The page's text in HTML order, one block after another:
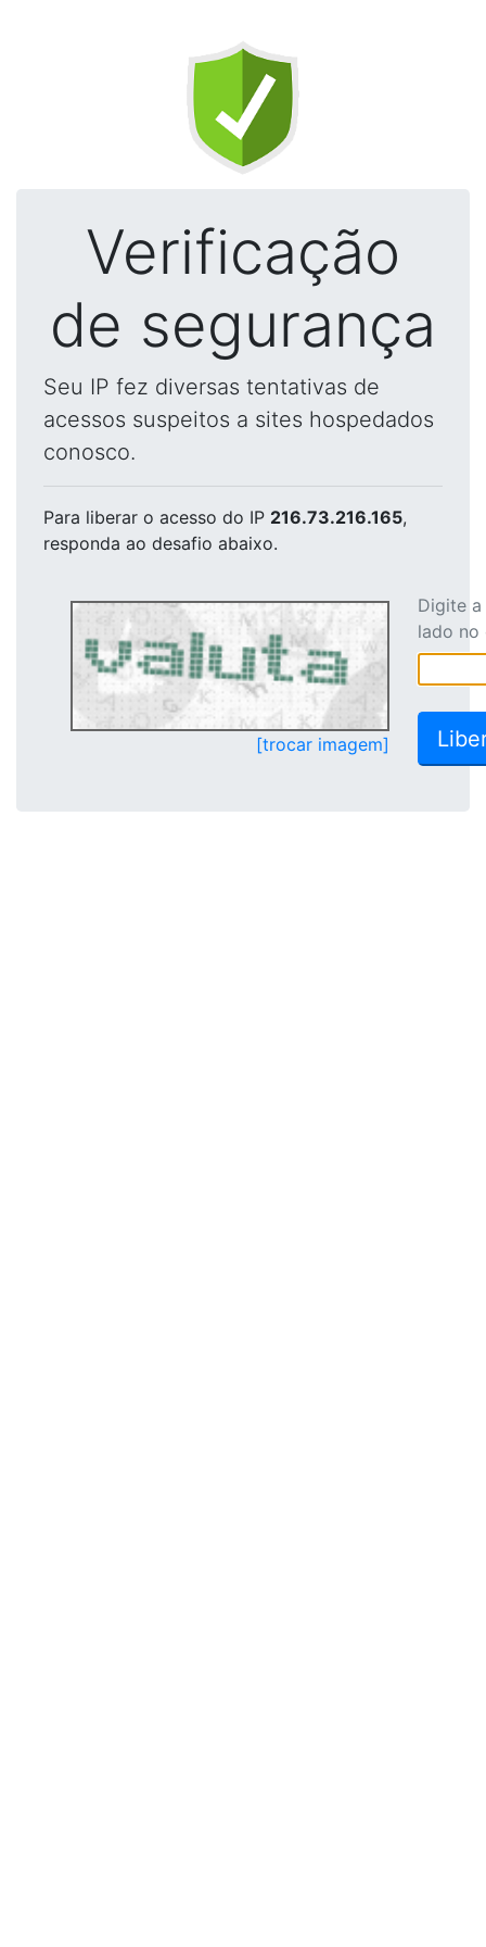
Verificação
de segurança
Seu IP fez diversas tentativas de
acessos suspeitos a sites hospedados
conosco.
Para liberar o acesso do IP 216.73.216.165,
responda ao desafio abaixo.
[trocar imagem]
Digite
lado no